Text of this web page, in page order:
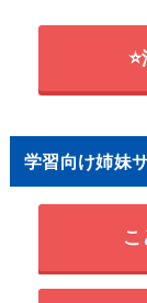
学習向け姉妹